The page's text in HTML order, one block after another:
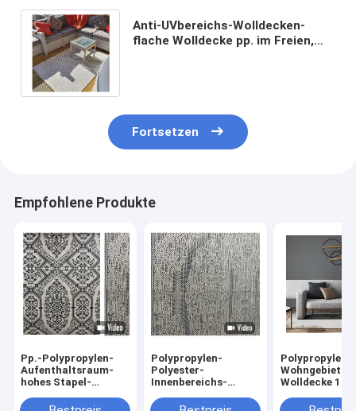
Anti-UVbereichs-Wolldecken-
flache Wolldecke pp. im Freien,
Fortsetzen
Empfohlene Produkte
Pp.-Polypropylen-
Aufenthaltsraum-
hohes Stapel-
Wohnzimmer-
Polypropylen-
Polyester-
Innenbereichs-
Psychiaters-Garn-
Polypropylen-
Wohngebiet-
Wolldecke
geschnittener